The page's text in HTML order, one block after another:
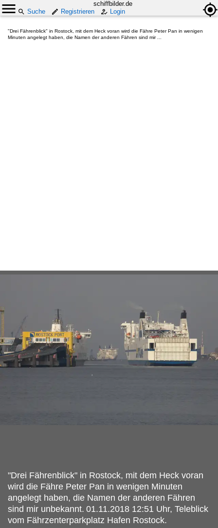
schiffbilder.de
Suche
Registrieren Login
"Drei Fährenblick" in Rostock, mit dem Heck voran wird die Fähre Peter Pan in wenigen
Minuten angelegt haben, die Namen der anderen Fähren sind mir ...
"Drei Fährenblick" in Rostock, mit dem Heck voran
wird die Fähre Peter Pan in wenigen Minuten
angelegt haben, die Namen der anderen Fähren
sind mir unbekannt. 01.11.2018 12:51 Uhr, Teleblick
vom Fährzenterparkplatz Hafen Rostock.